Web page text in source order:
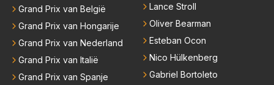
Grand Prix van België
Grand Prix van Hongarije
Grand Prix van Nederland
Grand Prix van Italië
Grand Prix van Spanje
Lance Stroll
Oliver Bearman
Esteban Ocon
Nico Hülkenberg
Gabriel Bortoleto